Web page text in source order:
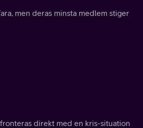
men deras minsta medlem stiger
direkt med en kris-situation